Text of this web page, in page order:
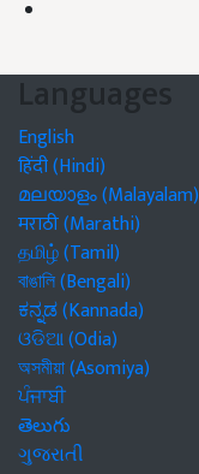
Languages
English
हिंदी (Hindi)
മലയാളം (Malayalam)
मराठी (Marathi)
தமிழ் (Tamil)
বাঙালি (Bengali)
ಕನ್ನಡ (Kannada)
ଓଡିଆ (Odia)
অসমীয়া (Asomiya)
ਪੰਜਾਬੀ
తెలుగు
ગુજરાતી